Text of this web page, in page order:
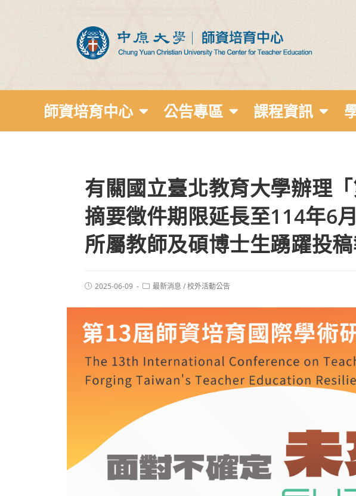
師資培育中心 公告專區 課程資訊
有關國立臺北教育大學辦理
摘要徵件期限延長至114年6
所屬教師及碩博士生踴躍投
2025-06-09 最新消息 /校外活動公告